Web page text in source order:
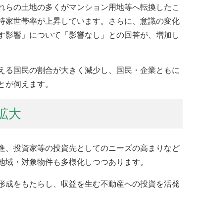
らの土地の多くがマンション用地等へ転換したこ
家世帯率が上昇しています。さらに、意識の変化
影響」について「影響なし」との回答が、増加し
る国民の割合が大きく減少し、国民・企業ともに
伺えます。
大
、投資家等の投資先としてのニーズの高まりなど
・対象物件も多様化しつつあります。
成をもたらし、収益を生む不動産への投資を活発